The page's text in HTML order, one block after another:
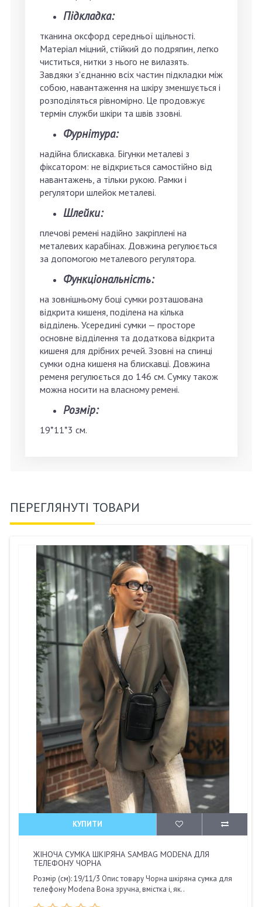
Підкладка:
тканина оксфорд середньої щільності.
Матеріал міцний, стійкий до подряпин, легко
чиститься, нитки з нього не вилазять.
Завдяки з'єднанню всіх частин підкладки між
собою, навантаження на шкіру зменшується і
розподіляться рівномірно. Це продовжує
термін служби шкіри та швів ззовні.
Фурнітура:
надійна блискавка. Бігунки металеві з
фіксатором: не відкриється самостійно від
навантажень, а тільки рукою. Рамки і
регулятори шлейок металеві.
Шлейки:
плечові ремені надійно закріплені на
металевих карабінах. Довжина регулюється
за допомогою металевого регулятора.
Функціональність:
на зовнішньому боці сумки розташована
відкрита кишеня, поділена на кілька
відділень. Усередині сумки — просторе
основне відділення та додаткова відкрита
кишеня для дрібних речей. Ззовні на спинці
сумки одна кишеня на блискавці. Довжина
ременя регулюється до 146 см. Сумку також
можна носити на власному ремені.
Розмір:
19*11*3 см.
ПЕРЕГЛЯНУТІ ТОВАРИ
КУПИТИ
ЖІНОЧА СУМКА ШКІРЯНА SAMBAG MODENA ДЛЯ
ТЕЛЕФОНУ ЧОРНА
Розмір (см): 19/11/3 Опис товару Чорна шкіряна сумка для
телефону Modena Вона зручна, вмістка і, як..